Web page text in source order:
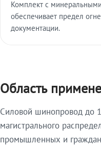
Комплект с
обеспечивает предел
документации.
Область
Силовой шинопровод до
магистрального
промышленных и